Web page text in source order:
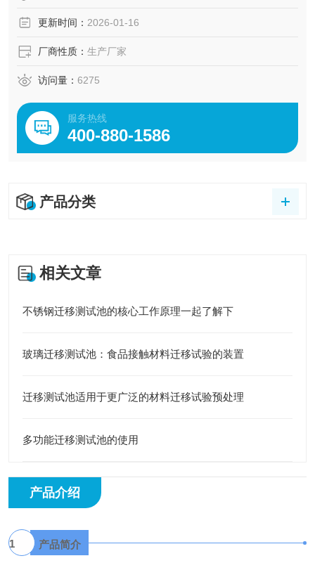
更新时间： 2026-01-16
厂商性质： 生产厂家
访问量： 6275
服务热线
400-880-1586
产品分类
相关文章
不锈钢迁移测试池的核心工作原理一起了解下
玻璃迁移测试池：食品接触材料迁移试验的装置
迁移测试池适用于更广泛的材料迁移试验预处理
多功能迁移测试池的使用
产品介绍
1 产品简介